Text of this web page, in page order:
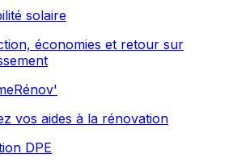
solaire
économies et retour sur
vos aides à la rénovation
DPE